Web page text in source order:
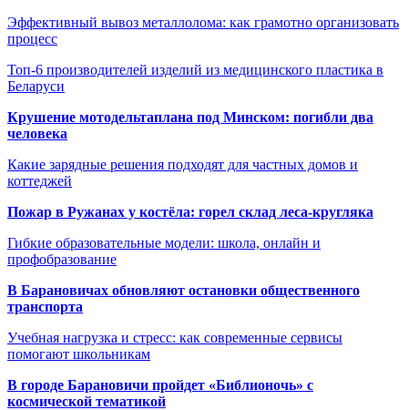
Эффективный вывоз металлолома: как грамотно организовать
процесс
Топ-6 производителей изделий из медицинского пластика в
Беларуси
Крушение мотодельтаплана под Минском: погибли два
человека
Какие зарядные решения подходят для частных домов и
коттеджей
Пожар в Ружанах у костёла: горел склад леса-кругляка
Гибкие образовательные модели: школа, онлайн и
профобразование
В Барановичах обновляют остановки общественного
транспорта
Учебная нагрузка и стресс: как современные сервисы
помогают школьникам
В городе Барановичи пройдет «Библионочь» с
космической тематикой